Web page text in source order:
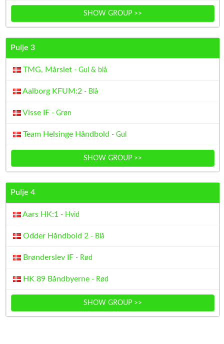
SHOW GROUP >>
Pulje 3
TMG, Mårslet - Gul & blå
Aalborg KFUM:2 - Blå
Visse IF - Grøn
Team Helsinge Håndbold - Gul
SHOW GROUP >>
Pulje 4
Aars HK:1 - Hvid
Odder Håndbold 2 - Blå
Brønderslev IF - Rød
HK 89 Båndbyerne - Rød
SHOW GROUP >>